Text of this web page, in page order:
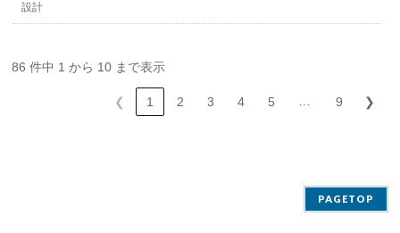
設計
86 件中 1 から 10 まで表示
❮ 1 2 3 4 5 9 ❯
PAGETOP